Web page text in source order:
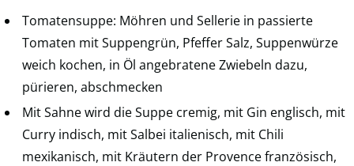
Tomatensuppe: Möhren und Sellerie in passierte
Tomaten mit Suppengrün, Pfeffer Salz, Suppenwürze
weich kochen, in Öl angebratene Zwiebeln dazu,
pürieren, abschmecken
Mit Sahne wird die Suppe cremig, mit Gin englisch, mit
Curry indisch, mit Salbei italienisch, mit Chili
mexikanisch, mit Kräutern der Provence französisch,